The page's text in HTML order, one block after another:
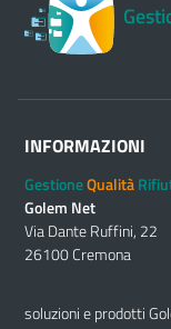
INFORMAZIONI
GestioneQualità
Golem Net
Via Dante Ruffini, 22
26100 Cremona
soluzioni e prodotti